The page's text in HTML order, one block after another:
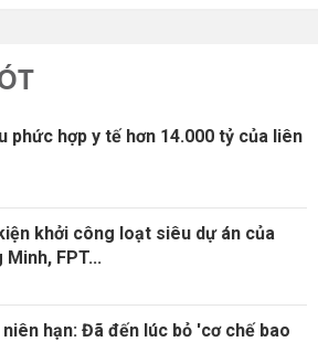
phức hợp y tế hơn 14.000 tỷ của liên
khởi công loạt siêu dự án của
FPT...
hạn: Đã đến lúc bỏ 'cơ chế bao